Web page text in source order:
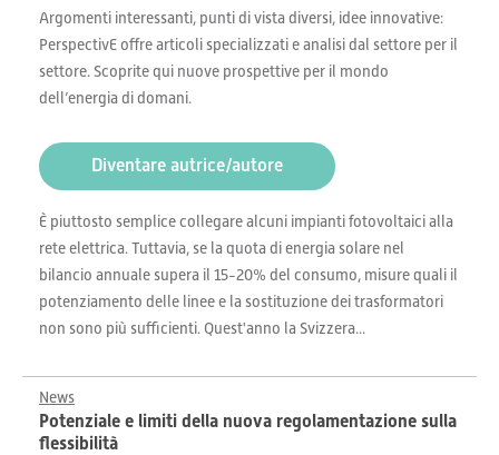
Argomenti interessanti, punti di vista diversi, idee innovative:
PerspectivE offre articoli specializzati e analisi dal settore per il
settore. Scoprite qui nuove prospettive per il mondo
dell’energia di domani.
Diventare autrice/autore
È piuttosto semplice collegare alcuni impianti fotovoltaici alla
rete elettrica. Tuttavia, se la quota di energia solare nel
bilancio annuale supera il 15-20% del consumo, misure quali il
potenziamento delle linee e la sostituzione dei trasformatori
non sono più sufficienti. Quest'anno la Svizzera...
News
Potenziale e limiti della nuova regolamentazione sulla
flessibilità